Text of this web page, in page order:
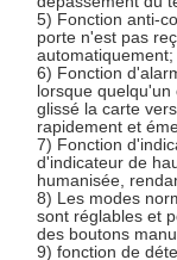
5) Fonction anti-
porte n'est pas
automatiquement;
6) Fonction
lorsque
glissé la carte
rapidement et
7) Fonction
d'indicateur de
humanisée,
8) Les modes
sont réglables et
des boutons
9) fonction de